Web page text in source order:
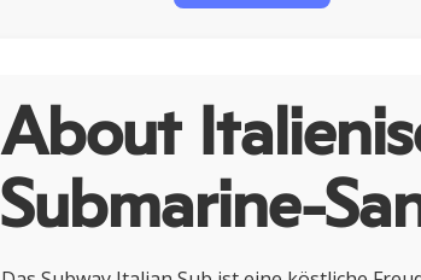
About
Submarine-